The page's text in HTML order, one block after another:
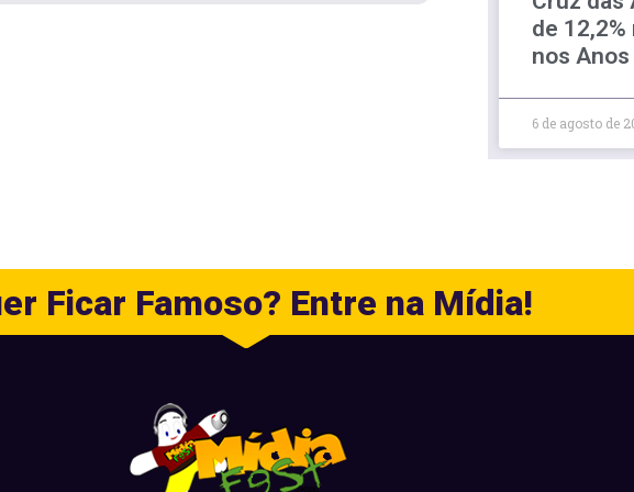
de
nos Anos
6 de agosto de
Ficar Famoso? Entre na Mídia!